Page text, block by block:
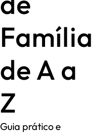
Família
de A a
Z
Guia prático e